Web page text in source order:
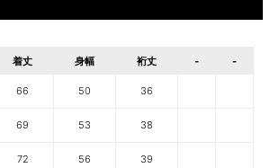
着丈 身幅 裄丈 - -
66 50 36
69 53 38
72 56 39